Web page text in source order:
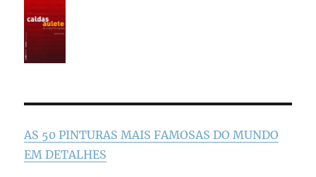
AS 50 PINTURAS MAIS FAMOSAS DO MUNDO
EM DETALHES